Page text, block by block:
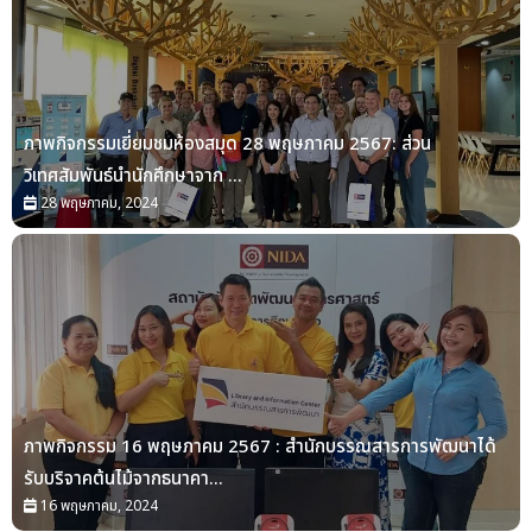
ภาพกิจกรรมเยี่ยมชมห้องสมุด 28 พฤษภาคม 2567: ส่วน
วิเทศสัมพันธ์นำนักศึกษาจาก ...
28 พฤษภาคม, 2024
ภาพกิจกรรม 16 พฤษภาคม 2567 : สำนักบรรณสารการพัฒนาได้
รับบริจาคต้นไม้จากธนาคา...
16 พฤษภาคม, 2024